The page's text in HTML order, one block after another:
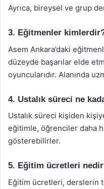
Ayrıca, bireysel ve grup
3. Eğitmenler
Asem Ankara’daki
düzeyde başarılar elde
oyuncularıdır. Alanında
4. Ustalık süreci ne
Ustalık süreci kişiden
eğitimle, öğrenciler daha
gösterebilirler.
5. Eğitim ücretleri
Eğitim ücretleri, derslerin